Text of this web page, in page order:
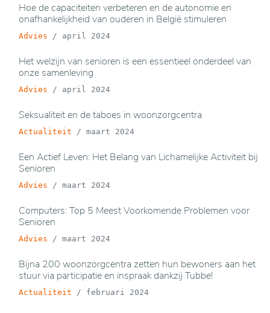
Hoe de capaciteiten verbeteren en de autonomie en
onafhankelijkheid van ouderen in België stimuleren
Advies / april 2024
Het welzijn van senioren is een essentieel onderdeel van
onze samenleving
Advies / april 2024
Seksualiteit en de taboes in woonzorgcentra
Actualiteit / maart 2024
Een Actief Leven: Het Belang van Lichamelijke Activiteit bij
Senioren
Advies / maart 2024
Computers: Top 5 Meest Voorkomende Problemen voor
Senioren
Advies / maart 2024
Bijna 200 woonzorgcentra zetten hun bewoners aan het
stuur via participatie en inspraak dankzij Tubbe!
Actualiteit / februari 2024